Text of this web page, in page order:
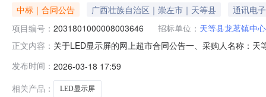
中标｜合同公告 广西壮族自治区｜崇左市｜天等县
通讯电子
项目编号： 2031801000008003646 招标单位： 天等县龙茗镇中
正文内容： 关于LED显示屏的网上超市合同公告一、采购人名称：
彩亮/CAILIANGD2.0平方分米318.0079.525281服务要
发布时间： 2026-03-18 17:59
相关产品：
LED显示屏